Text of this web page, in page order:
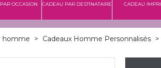
OCCASION CADEAU PAR DESTINATAIRE CADEAU
homme > Cadeaux Homme Personnalisés >